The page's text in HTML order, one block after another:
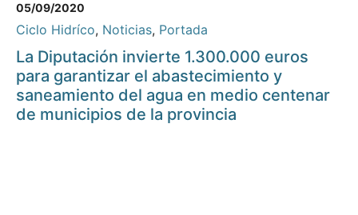
05/09/2020
Ciclo Hidríco, Noticias, Portada
La Diputación invierte 1.300.000 euros
para garantizar el abastecimiento y
saneamiento del agua en medio centenar
de municipios de la provincia